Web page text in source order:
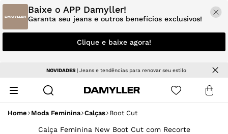
Baixe o APP Damyller!
Garanta seu jeans e outros benefícios exclusivos!
Clique e baixe agora!
NOVIDADES| Jeans e tendências para renovar seu estilo
Home Moda Feminina Calças Boot Cut
Calça Feminina New Boot Cut com Recorte